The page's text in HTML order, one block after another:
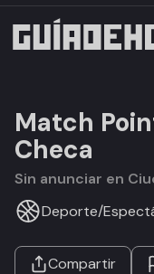
Match
Checa
Sin anunciar en
Deporte/
Compartir